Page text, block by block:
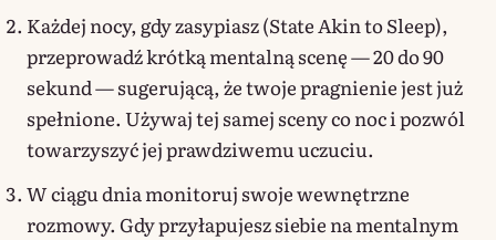
Każdej nocy, gdy zasypiasz (State Akin to Sleep),
przeprowadź krótką mentalną scenę — 20 do 90
sekund — sugerującą, że twoje pragnienie jest już
spełnione. Używaj tej samej sceny co noc i pozwól
towarzyszyć jej prawdziwemu uczuciu.
W ciągu dnia monitoruj swoje wewnętrzne
rozmowy. Gdy przyłapujesz siebie na mentalnym